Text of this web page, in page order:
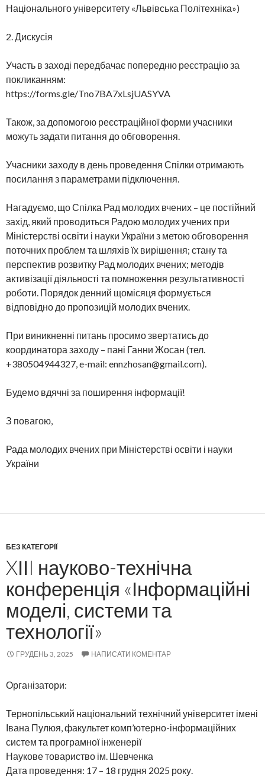
Національного університету «Львівська Політехніка»)
2. Дискусія
Участь в заході передбачає попередню реєстрацію за
покликанням:
https://forms.gle/Tno7BA7xLsjUASYVA
Також, за допомогою реєстраційної форми учасники
можуть задати питання до обговорення.
Учасники заходу в день проведення Спілки отримають
посилання з параметрами підключення.
Нагадуємо, що Спілка Рад молодих вчених – це постійний
захід, який проводиться Радою молодих учених при
Міністерстві освіти і науки України з метою обговорення
поточних проблем та шляхів їх вирішення; стану та
перспектив розвитку Рад молодих вчених; методів
активізації діяльності та помноження результативності
роботи. Порядок денний щомісяця формується
відповідно до пропозицій молодих вчених.
При виникненні питань просимо звертатись до
координатора заходу – пані Ганни Жосан (тел.
+380504944327, e-mail: ennzhosan@gmail.com).
Будемо вдячні за поширення інформації!
З повагою,
Рада молодих вчених при Міністерстві освіти і науки
України
БЕЗ КАТЕГОРІЇ
XІІI науково-технічна
конференція «Інформаційні
моделі, системи та
технології»
ГРУДЕНЬ 3, 2025 НАПИСАТИ КОМЕНТАР
Організатори:
Тернопільський національний технічний університет імені
Івана Пулюя, факультет комп’ютерно-інформаційних
систем та програмної інженерії
Наукове товариство ім. Шевченка
Дата проведення: 17 – 18 грудня 2025 року.